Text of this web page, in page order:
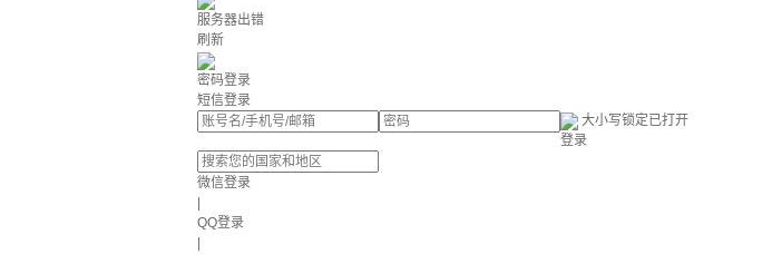
服务器出错
刷新
密码登录
短信登录
大小写锁定已打开
登录
微信登录
QQ登录